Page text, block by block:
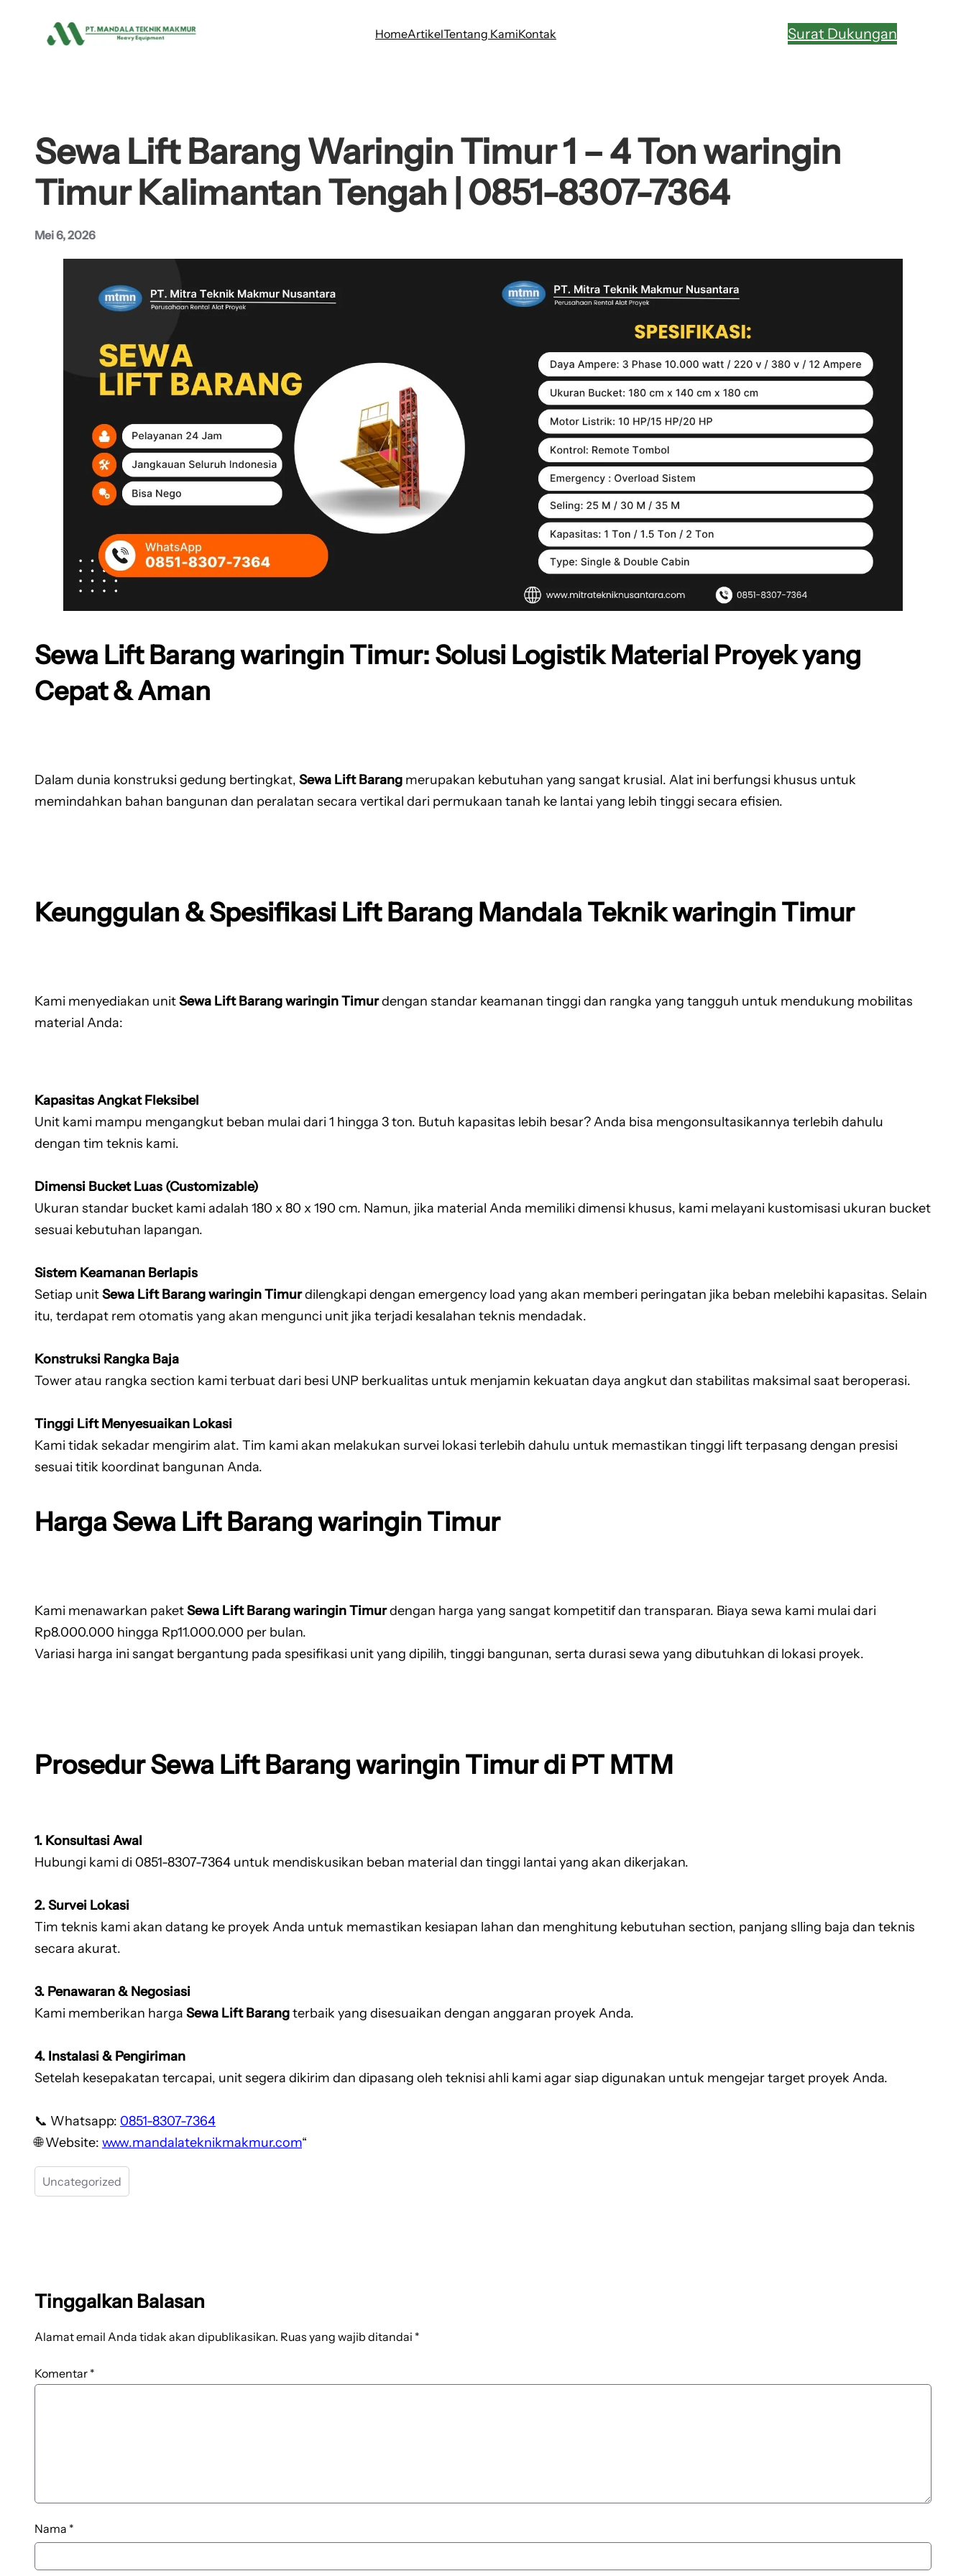
HomeArtikelTentang KamiKontak Surat Dukungan
Sewa Lift Barang Waringin Timur 1 – 4 Ton waringin
Timur Kalimantan Tengah | 0851-8307-7364
Mei 6, 2026
Sewa Lift Barang waringin Timur: Solusi Logistik Material Proyek yang
Cepat & Aman
Dalam dunia konstruksi gedung bertingkat, Sewa Lift Barang merupakan kebutuhan yang sangat krusial. Alat ini berfungsi khusus untuk
memindahkan bahan bangunan dan peralatan secara vertikal dari permukaan tanah ke lantai yang lebih tinggi secara efisien.
Keunggulan & Spesifikasi Lift Barang Mandala Teknik waringin Timur
Kami menyediakan unitSewa Lift Barang waringin Timurdengan standar keamanan tinggi dan rangka yang tangguh untuk mendukung mobilitas
material Anda:
Kapasitas Angkat Fleksibel
Unit kami mampu mengangkut beban mulai dari 1 hingga 3 ton. Butuh kapasitas lebih besar? Anda bisa mengonsultasikannya terlebih dahulu
dengan tim teknis kami.
Dimensi Bucket Luas (Customizable)
Ukuran standar bucket kami adalah 180 x 80 x 190 cm. Namun, jika material Anda memiliki dimensi khusus, kami melayani kustomisasi ukuran bucket
sesuai kebutuhan lapangan.
Sistem Keamanan Berlapis
Setiap unitSewa Lift Barang waringin Timurdilengkapi dengan emergency load yang akan memberi peringatan jika beban melebihi kapasitas. Selain
itu, terdapat rem otomatis yang akan mengunci unit jika terjadi kesalahan teknis mendadak.
Konstruksi Rangka Baja
Tower atau rangka section kami terbuat dari besi UNP berkualitas untuk menjamin kekuatan daya angkut dan stabilitas maksimal saat beroperasi.
Tinggi Lift Menyesuaikan Lokasi
Kami tidak sekadar mengirim alat. Tim kami akan melakukan survei lokasi terlebih dahulu untuk memastikan tinggi lift terpasang dengan presisi
sesuai titik koordinat bangunan Anda.
Harga Sewa Lift Barang waringin Timur
Kami menawarkan paketSewa Lift Barang waringin Timurdengan harga yang sangat kompetitif dan transparan. Biaya sewa kami mulai dari
Rp8.000.000 hingga Rp11.000.000 per bulan.
Variasi harga ini sangat bergantung pada spesifikasi unit yang dipilih, tinggi bangunan, serta durasi sewa yang dibutuhkan di lokasi proyek.
Prosedur Sewa Lift Barang waringin Timur di PT MTM
1. Konsultasi Awal
Hubungi kami di 0851-8307-7364 untuk mendiskusikan beban material dan tinggi lantai yang akan dikerjakan.
2. Survei Lokasi
Tim teknis kami akan datang ke proyek Anda untuk memastikan kesiapan lahan dan menghitung kebutuhan section, panjang slling baja dan teknis
secara akurat.
3. Penawaran & Negosiasi
Kami memberikan harga Sewa Lift Barangterbaik yang disesuaikan dengan anggaran proyek Anda.
4. Instalasi & Pengiriman
Setelah kesepakatan tercapai, unit segera dikirim dan dipasang oleh teknisi ahli kami agar siap digunakan untuk mengejar target proyek Anda.
📞 Whatsapp: 0851-8307-7364
🌐 Website: www.mandalateknikmakmur.com“
Uncategorized
Tinggalkan Balasan
Alamat email Anda tidak akan dipublikasikan. Ruas yang wajib ditandai *
Komentar *
Nama *